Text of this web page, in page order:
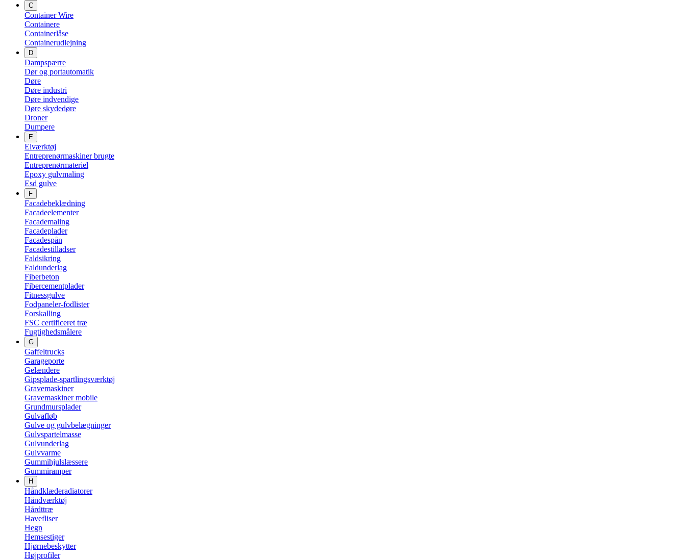
C
Container Wire
Containere
Containerlåse
Containerudlejning
D
Dampspærre
Dør og portautomatik
Døre
Døre industri
Døre indvendige
Døre skydedøre
Droner
Dumpere
E
Elværktøj
Entreprenørmaskiner brugte
Entreprenørmateriel
Epoxy gulvmaling
Esd gulve
F
Facadebeklædning
Facadeelementer
Facademaling
Facadeplader
Facadespån
Facadestilladser
Faldsikring
Faldunderlag
Fiberbeton
Fibercementplader
Fitnessgulve
Fodpaneler-fodlister
Forskalling
FSC certificeret træ
Fugtighedsmålere
G
Gaffeltrucks
Garageporte
Gelændere
Gipsplade-spartlingsværktøj
Gravemaskiner
Gravemaskiner mobile
Grundmursplader
Gulvafløb
Gulve og gulvbelægninger
Gulvspartelmasse
Gulvunderlag
Gulvvarme
Gummihjulslæssere
Gummiramper
H
Håndklæderadiatorer
Håndværktøj
Hårdttræ
Havefliser
Hegn
Hemsestiger
Hjørnebeskytter
Højprofiler